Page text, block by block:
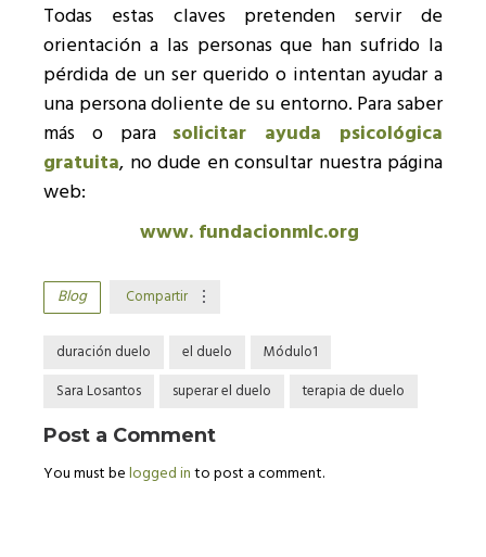
Todas estas claves pretenden servir de
orientación a las personas que han sufrido la
pérdida de un ser querido o intentan ayudar a
una persona doliente de su entorno. Para saber
más o para solicitar ayuda psicológica
gratuita, no dude en consultar nuestra página
web:
www. fundacionmlc.org
Blog Compartir
duración duelo el duelo
Módulo1
Sara Losantos
superar el duelo terapia de duelo
Post a Comment
You must belogged into post a comment.